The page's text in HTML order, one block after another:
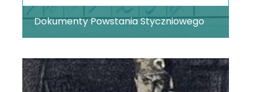
Dokumenty Powstania Styczniowego